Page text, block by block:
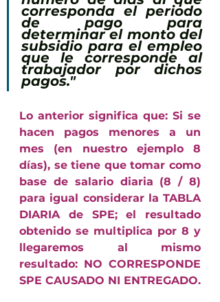
corresponda el periodo
de pago para
determinar el monto del
subsidio para el empleo
que le corresponde al
trabajador por dichos
pagos."
Lo anterior significa que: Si se
hacen pagos menores a un
mes (en nuestro ejemplo 8
días), se tiene que tomar como
base de salario diaria (8 / 8)
para igual considerar la TABLA
DIARIA de SPE; el resultado
obtenido se multiplica por 8 y
llegaremos al mismo
resultado: NO CORRESPONDE
SPE CAUSADO NI ENTREGADO.